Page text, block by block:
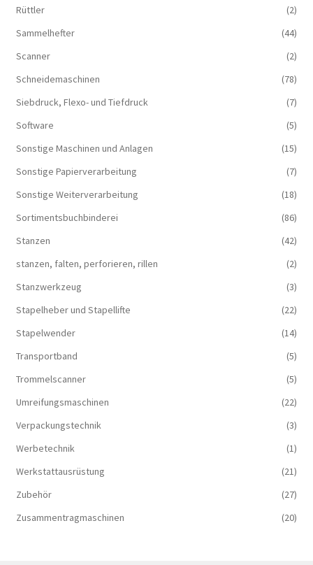
Rüttler
(2)
Sammelhefter
(44)
Scanner
(2)
Schneidemaschinen
(78)
Siebdruck, Flexo- und Tiefdruck
(7)
Software
(5)
Sonstige Maschinen und Anlagen
(15)
Sonstige Papierverarbeitung
(7)
Sonstige Weiterverarbeitung
(18)
Sortimentsbuchbinderei
(86)
Stanzen
(42)
stanzen, falten, perforieren, rillen
(2)
Stanzwerkzeug
(3)
Stapelheber und Stapellifte
(22)
Stapelwender
(14)
Transportband
(5)
Trommelscanner
(5)
Umreifungsmaschinen
(22)
Verpackungstechnik
(3)
Werbetechnik
(1)
Werkstattausrüstung
(21)
Zubehör
(27)
Zusammentragmaschinen
(20)